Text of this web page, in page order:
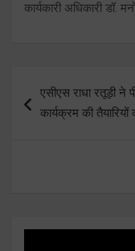
कार्यकारी अधिकारी डॉ.
navigation
एसीएस राधा रतूड़ी ने
कार्यक्रम की तैयारियों